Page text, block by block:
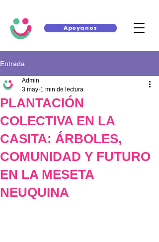
Apoyanos
Entrada
PLANTACIÓN
COLECTIVA EN LA
CASITA: ÁRBOLES,
COMUNIDAD Y FUTURO
EN LA MESETA
NEUQUINA
Admin
3 may 1 min de lectura